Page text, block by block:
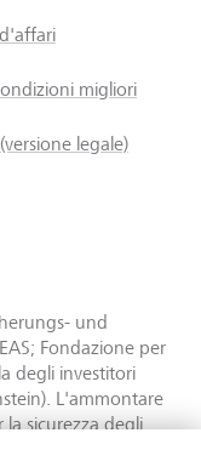
migliori
legale)
und
Fondazione per
degli investitori
L'ammontare
sicurezza degli